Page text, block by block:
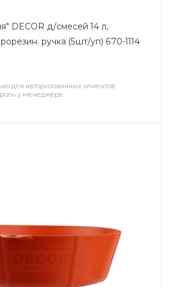
DЕCOR д/смесей 14 л,
ручка (5шт/уп) 670-1114
для авторизованных клиентов.
у менеджера.